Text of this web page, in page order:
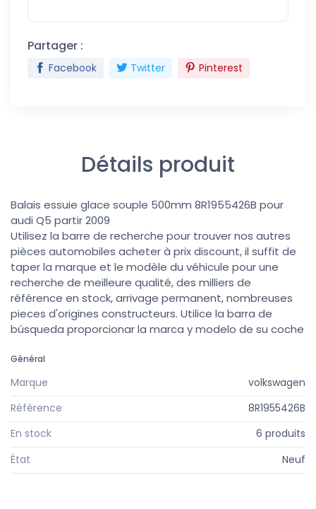
Partager :
Facebook Twitter Pinterest
Détails produit
Balais essuie glace souple 500mm 8R1955426B pour
audi Q5 partir 2009
Utilisez la barre de recherche pour trouver nos autres
pièces automobiles acheter à prix discount, il suffit de
taper la marque et le modèle du véhicule pour une
recherche de meilleure qualité, des milliers de
référence en stock, arrivage permanent, nombreuses
pieces d'origines constructeurs. Utilice la barra de
búsqueda proporcionar la marca y modelo de su coche
Général
Marque
volkswagen
Référence
8R1955426B
En stock
6 produits
État
Neuf